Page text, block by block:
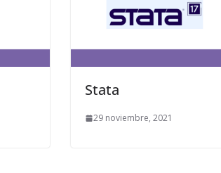
Stata
29 noviembre, 2021